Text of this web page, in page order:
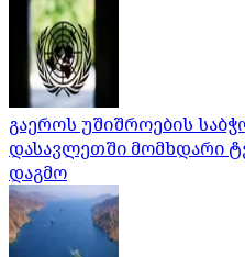
გაეროს უშიშროების
დასავლეთში მომხდარი
დაგმო